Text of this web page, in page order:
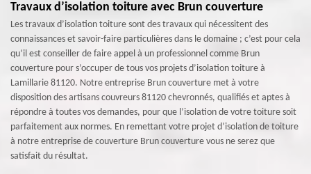
Travaux d’isolation toiture avec Brun couverture
Les travaux d’isolation toiture sont des travaux qui nécessitent des
connaissances et savoir-faire particulières dans le domaine ; c’est pour cela
qu’il est conseiller de faire appel à un professionnel comme Brun
couverture pour s’occuper de tous vos projets d’isolation toiture à
Lamillarie 81120. Notre entreprise Brun couverture met à votre
disposition des artisans couvreurs 81120 chevronnés, qualifiés et aptes à
répondre à toutes vos demandes, pour que l’isolation de votre toiture soit
parfaitement aux normes. En remettant votre projet d’isolation de toiture
à notre entreprise de couverture Brun couverture vous ne serez que
satisfait du résultat.